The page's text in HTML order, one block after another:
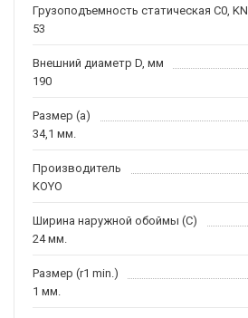
Грузоподъемность статическая C0, KN
53
Внешний диаметр D, мм
190
Размер (a)
34,1 мм.
Производитель
KOYO
Ширина наружной обоймы (C)
24 мм.
Размер (r1 min.)
1 мм.